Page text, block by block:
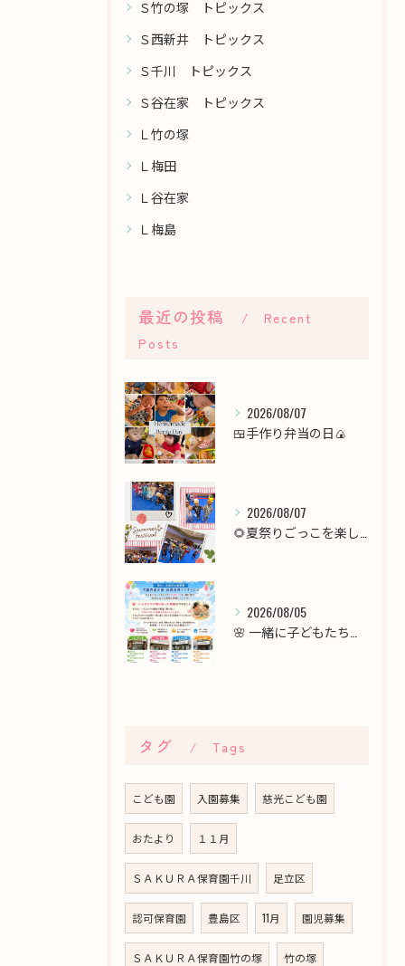
Ｓ竹の塚 トピックス
Ｓ西新井 トピックス
Ｓ千川 トピックス
Ｓ谷在家 トピックス
Ｌ竹の塚
Ｌ梅田
Ｌ谷在家
Ｌ梅島
最近の投稿
Recent
Posts
2026/08/07
🍱手作り弁当の日🍙
2026/08/07
2026/08/05
タグ Tags
こども園 入園募集 慈光こども園
おたより １１月
ＳＡＫＵＲＡ保育園千川 足立区
認可保育園 豊島区 11月 園児募集
ＳＡＫＵＲＡ保育園竹の塚 竹の塚